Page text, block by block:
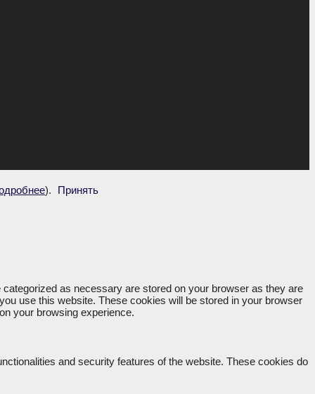
). Принять
as necessary are stored on your browser as they are
use this website. These cookies will be stored in your browser
your browsing experience.
and security features of the website. These cookies do